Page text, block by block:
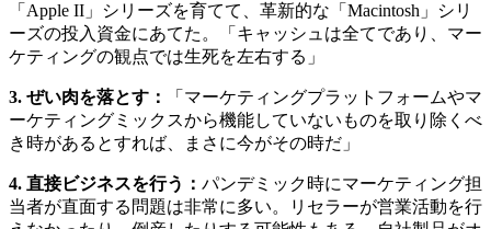
「Apple II」シリーズを育てて、革新的な「Macintosh」シリ
ーズの投入資金にあてた。「キャッシュは全てであり、マー
ケティングの観点では生死を左右する」
3. ぜい肉を落とす：
「マーケティングプラットフォームやマ
ーケティングミックスから機能していないものを取り除くべ
き時があるとすれば、まさに今がその時だ」
4. 直接ビジネスを行う： パンデミック時にマーケティング担
当者が直面する問題は非常に多い。リセラーが営業活動を行